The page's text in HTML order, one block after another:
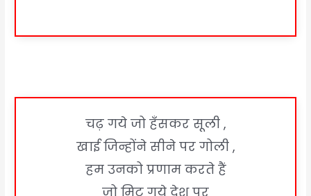
चढ़ गये जो हँसकर सूली ,
खाई जिन्होंने सीने पर गोली ,
हम उनको प्रणाम करते हैं
जो मिट गये देश पर